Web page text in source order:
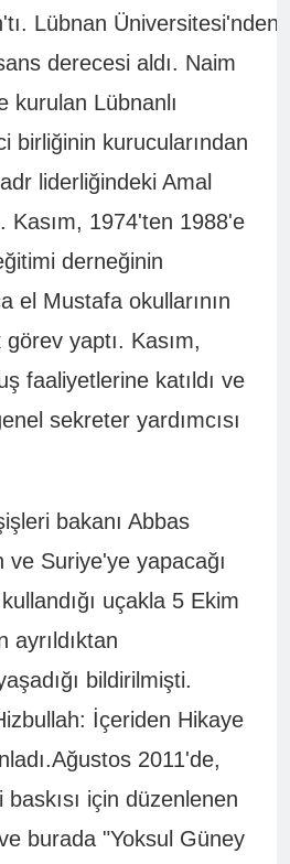
Lübnan Üniversitesi'nden
derecesi aldı. Naim
kurulan Lübnanlı
birliğinin kurucularından
liderliğindeki Amal
Kasım, 1974'ten 1988'e
derneğinin
el Mustafa okullarının
yaptı. Kasım,
faaliyetlerine katıldı ve
sekreter yardımcısı
bakanı Abbas
ve Suriye'ye yapacağı
uçakla 5 Ekim
ayrıldıktan
bildirilmişti.
İçeriden Hikaye
2011'de,
baskısı için düzenlenen
burada "Yoksul Güney